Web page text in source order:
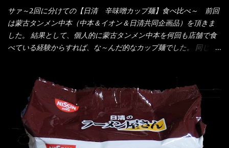
オタイなのと比べれば薄め？ やっぱり調味料の【スパイスガール
ズ】が必要だナァ～ 笑 私は、ブリッキーヌの粉末をよく掛け辛
く...
脂)／加工でん粉、調味料(アミノ酸等)、炭酸カルシウム、カラメ
ル色素、リン酸塩(Na)、増粘多糖類、レシチン、酸化防止剤(ビタ
ミンE)、クチナシ色素、ベニコウジ色素、香料、ビタミンB2、ビ
タミンB1、香辛料抽出物、 カロチン色素 、(一部にえび・小麦・
油脂、植物性たん白、食塩、とろろ芋、卵白)、かやく(小えびてん
ぷら)、添付調味料(砂糖、食塩、しょうゆ、魚介エキス、たん白加
水分解物、ねぎ、香辛料、 植物油 、香味油脂)／加工でん粉、調味
料(アミノ酸等)、炭酸カルシウム、カラメル色素、リン酸塩
(Na)、増粘多糖類、レシチン、酸化防止剤(ビタミンE)、クチナシ
色素、香料、ベニコウジ色素、ビタミンB2、ビタミンB1、香辛料
サァ～2回に分けての【日清 辛味噌カップ麺】食べ比べ～ 前回
は蒙古タンメン中本（中本＆イオン＆日清共同企画品）を頂きま
した。 結果として、個人的に蒙古タンメン中本を何回も店舗で食
べている経験からすれば、な～んだ的なカップ麺でした。 同じ日
いつきました。 見た目は、炎のシルエットが辛さを醸し出してい
る・・・ でもパッケージに惑わされてはいけない！！ 私はペ
ヤングの【獄激辛焼きそば】を完食した漢だ。 その後の獄激辛カ
レーもな！ 今回、カップヌードル激辛味噌はカップに敢えて辛
さレベルが記載されている。 それはレベル5！ 日清としては最上
位の辛さと云っている訳だ。 昨年モデルも食べてはいるけど、1年